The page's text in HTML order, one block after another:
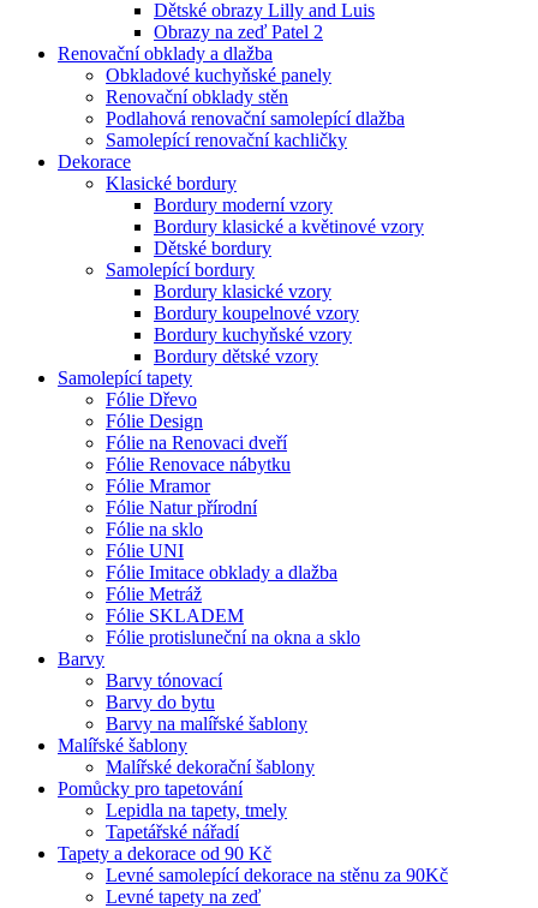
Dětské obrazy Lilly and Luis
Obrazy na zeď Patel 2
Renovační obklady a dlažba
Obkladové kuchyňské panely
Renovační obklady stěn
Podlahová renovační samolepící dlažba
Samolepící renovační kachličky
Dekorace
Klasické bordury
Bordury moderní vzory
Bordury klasické a květinové vzory
Dětské bordury
Samolepící bordury
Bordury klasické vzory
Bordury koupelnové vzory
Bordury kuchyňské vzory
Bordury dětské vzory
Samolepící tapety
Fólie Dřevo
Fólie Design
Fólie na Renovaci dveří
Fólie Renovace nábytku
Fólie Mramor
Fólie Natur přírodní
Fólie na sklo
Fólie UNI
Fólie Imitace obklady a dlažba
Fólie Metráž
Fólie SKLADEM
Fólie protisluneční na okna a sklo
Barvy
Barvy tónovací
Barvy do bytu
Barvy na malířské šablony
Malířské šablony
Malířské dekorační šablony
Pomůcky pro tapetování
Lepidla na tapety, tmely
Tapetářské nářadí
Tapety a dekorace od 90 Kč
Levné samolepící dekorace na stěnu za 90Kč
Levné tapety na zeď